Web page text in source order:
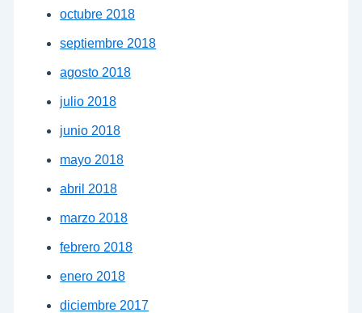
octubre 2018
septiembre 2018
agosto 2018
julio 2018
junio 2018
mayo 2018
abril 2018
marzo 2018
febrero 2018
enero 2018
diciembre 2017